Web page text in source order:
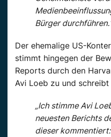
Bürger
Der ehemalige US-
stimmt hingegen der
Reports durch den
Avi Loeb zu und schreibt
„Ich stimme Avi
neuesten Berichts
dieser kommentiert: